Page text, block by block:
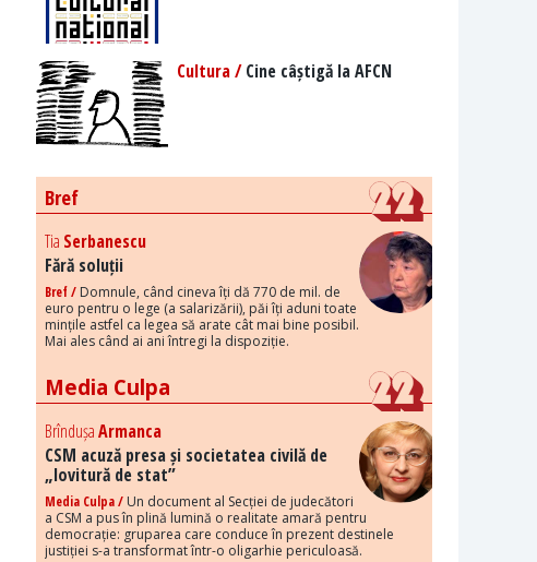
Cultura /Cine câștigă la AFCN
Bref
Tia Serbanescu
Fără soluții
Bref / Domnule, când cineva îți dă 770 de mil. de
euro pentru o lege (a salarizării), păi îți aduni toate
mințile astfel ca legea să arate cât mai bine posibil.
Mai ales când ai ani întregi la dispoziție.
Media Culpa
BrîndușaArmanca
CSM acuză presa și societatea civilă de
„lovitură de stat”
Media Culpa / Un document al Secției de judecători
a CSM a pus în plină lumină o realitate amară pentru
democrație: gruparea care conduce în prezent destinele
justiției s-a transformat într-o oligarhie periculoasă.